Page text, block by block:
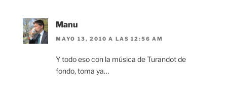
Manu
MAYO 13, 2010 A LAS 12:56 AM
Y todo eso con la música de Turandot de
fondo, toma ya…